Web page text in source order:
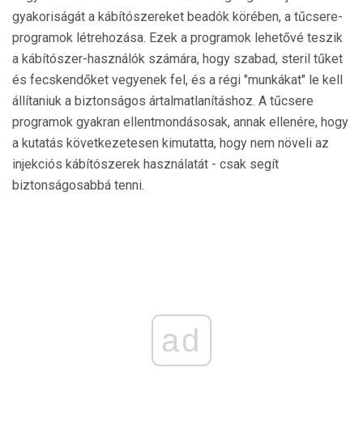
gyakoriságát a kábítószereket beadók körében, a tűcsere-
programok létrehozása. Ezek a programok lehetővé teszik
a kábítószer-használók számára, hogy szabad, steril tűket
és fecskendőket vegyenek fel, és a régi "munkákat" le kell
állítaniuk a biztonságos ártalmatlanításhoz. A tűcsere
programok gyakran ellentmondásosak, annak ellenére, hogy
a kutatás következetesen kimutatta, hogy nem növeli az
injekciós kábítószerek használatát - csak segít
biztonságosabbá tenni.
ad